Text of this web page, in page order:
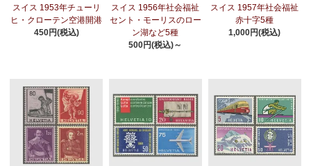
スイス 1953年チューリ
ヒ・クローテン空港開港
450円(税込)
スイス 1956年社会福祉
セント・モーリスのロー
ン湖など5種
500円(税込)～
スイス 1957年社会福祉
赤十字5種
1,000円(税込)